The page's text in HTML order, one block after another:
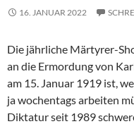
16. JANUAR 2022
Die jährliche Märtyrer-
an die Ermordung von
am 15. Januar 1919 ist,
ja wochentags arbeiten
Diktatur seit 1989